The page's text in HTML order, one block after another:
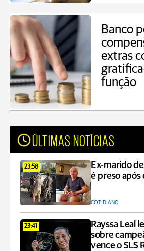
Banco
extras
função
ÚLTIMAS NOTÍCIAS
23:58
Ex-marido
é preso
COTIDIANO
23:41
Rayssa Leal
sobre
vence o SLS